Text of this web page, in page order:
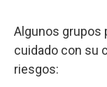
Algunos grupos
cuidado con su
riesgos: